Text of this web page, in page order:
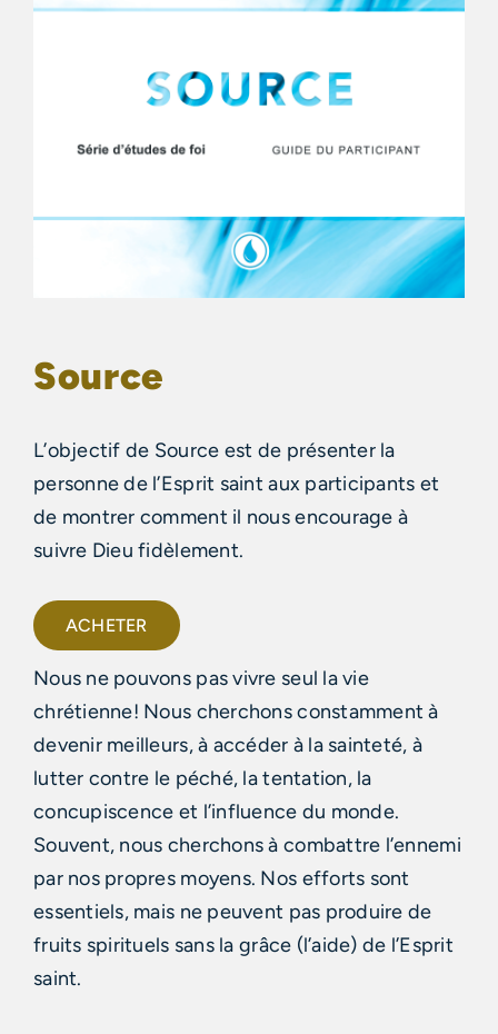
Source
L’objectif de Source est de présenter la
personne de l’Esprit saint aux participants et
de montrer comment il nous encourage à
suivre Dieu fidèlement.
ACHETER
Nous ne pouvons pas vivre seul la vie
chrétienne! Nous cherchons constamment à
devenir meilleurs, à accéder à la sainteté, à
lutter contre le péché, la tentation, la
concupiscence et l’influence du monde.
Souvent, nous cherchons à combattre l’ennemi
par nos propres moyens. Nos efforts sont
essentiels, mais ne peuvent pas produire de
fruits spirituels sans la grâce (l’aide) de l’Esprit
saint.